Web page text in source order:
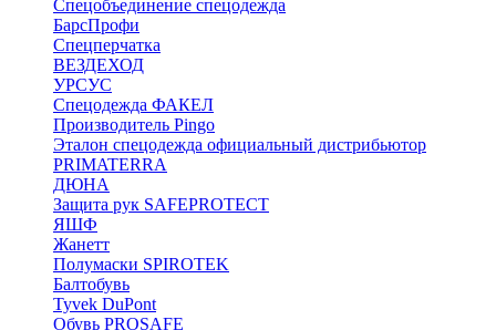
Спецобъединение спецодежда
БарсПрофи
Спецперчатка
ВЕЗДЕХОД
УРСУС
Спецодежда ФАКЕЛ
Производитель Pingo
Эталон спецодежда официальный дистрибьютор
PRIMATERRA
ДЮНА
Защита рук SAFEPROTECT
ЯШФ
Жанетт
Полумаски SPIROTEK
Балтобувь
Tyvek DuPont
Обувь PROSAFE